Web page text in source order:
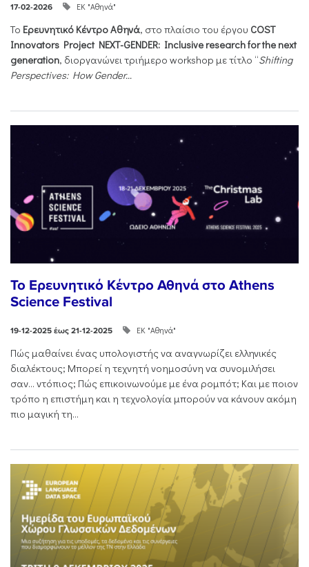
17-02-2026 ΕΚ "Αθηνά"
Το Ερευνητικό Κέντρο Αθηνά, στο πλαίσιο του έργου COST
Innovators Project NEXT-GENDER: Inclusive research for the next
generation, διοργανώνει τριήμερο workshop με τίτλο “Shifting
Perspectives: How Gender...
Το Ερευνητικό Κέντρο Αθηνά στο Athens
Science Festival
19-12-2025 έως 21-12-2025 ΕΚ "Αθηνά"
Πώς μαθαίνει ένας υπολογιστής να αναγνωρίζει ελληνικές
διαλέκτους; Μπορεί η τεχνητή νοημοσύνη να συνομιλήσει
σαν… ντόπιος; Πώς επικοινωνούμε με ένα ρομπότ; Και με ποιον
τρόπο η επιστήμη και η τεχνολογία μπορούν να κάνουν ακόμη
πιο μαγική τη...